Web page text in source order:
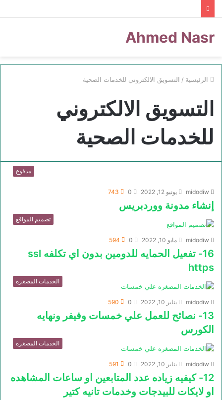
Ahmed Nasr
الرئيسية / التسويق الالكتروني للخدمات الصحية
التسويق الالكتروني
للخدمات الصحية
مدفوع
midodiw يونيو 12, 2022 0
743
إنشاء مدونة ووردبريس
تصميم المواقع
midodiw مايو 10, 2022 0
594
16- تفعيل الحمايه للدومين بدون اي تكلفه ssl
https
الخدمات المصغره
midodiw يناير 10, 2022 0
590
13- نصائح للعمل علي خمسات وفيفر ونهايه
الكورس
الخدمات المصغره
midodiw يناير 10, 2022 0
591
12- كيفيه زياده عدد المتابعين او ساعات المشاهده
او لايكات للبيدجات وخدمات تانيه كتير